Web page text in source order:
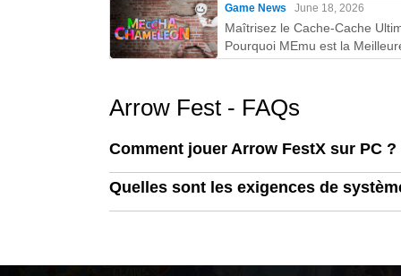
Game News June 18, 2026
Maîtrisez le Cache-Cache
Pourquoi MEmu est la
Façon de Jouer à MECCHA
Arrow Fest - FAQs
Comment jouer Arrow FestX sur PC ?
Quelles sont les exigences de